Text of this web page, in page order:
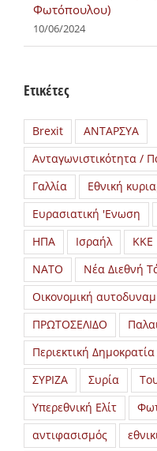
Φωτόπουλου)
10/06/2024
Ετικέτες
Brexit
ΑΝΤΑΡΣΥΑ
Ανταγωνιστικότητα /
Γαλλία
Εθνική
Ευρασιατική 'Ενωση
ΗΠΑ
Ισραήλ ΚΚΕ
ΝΑΤΟ
Νέα Διεθνή
Οικονομική
ΠΡΩΤΟΣΕΛΙΔΟ
Περιεκτική
ΣΥΡΙΖΑ
Συρία
Υπερεθνική Ελίτ
αντιφασισμός